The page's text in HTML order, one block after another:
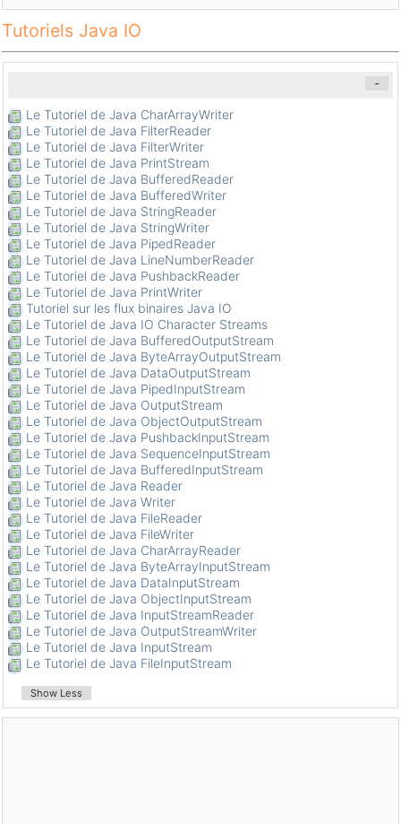
Tutoriels Java IO
-
Le Tutoriel de Java CharArrayWriter
Le Tutoriel de Java FilterReader
Le Tutoriel de Java FilterWriter
Le Tutoriel de Java PrintStream
Le Tutoriel de Java BufferedReader
Le Tutoriel de Java BufferedWriter
Le Tutoriel de Java StringReader
Le Tutoriel de Java StringWriter
Le Tutoriel de Java PipedReader
Le Tutoriel de Java LineNumberReader
Le Tutoriel de Java PushbackReader
Le Tutoriel de Java PrintWriter
Tutoriel sur les flux binaires Java IO
Le Tutoriel de Java IO Character Streams
Le Tutoriel de Java BufferedOutputStream
Le Tutoriel de Java ByteArrayOutputStream
Le Tutoriel de Java DataOutputStream
Le Tutoriel de Java PipedInputStream
Le Tutoriel de Java OutputStream
Le Tutoriel de Java ObjectOutputStream
Le Tutoriel de Java PushbackInputStream
Le Tutoriel de Java SequenceInputStream
Le Tutoriel de Java BufferedInputStream
Le Tutoriel de Java Reader
Le Tutoriel de Java Writer
Le Tutoriel de Java FileReader
Le Tutoriel de Java FileWriter
Le Tutoriel de Java CharArrayReader
Le Tutoriel de Java ByteArrayInputStream
Le Tutoriel de Java DataInputStream
Le Tutoriel de Java ObjectInputStream
Le Tutoriel de Java InputStreamReader
Le Tutoriel de Java OutputStreamWriter
Le Tutoriel de Java InputStream
Le Tutoriel de Java FileInputStream
Show Less